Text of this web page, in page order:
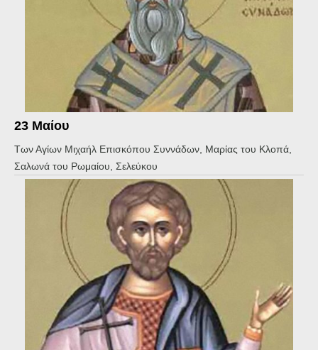
23 Μαίου
Των Αγίων Μιχαήλ Επισκόπου Συννάδων, Μαρίας του Κλοπά,
Σαλωνά του Ρωμαίου, Σελεύκου